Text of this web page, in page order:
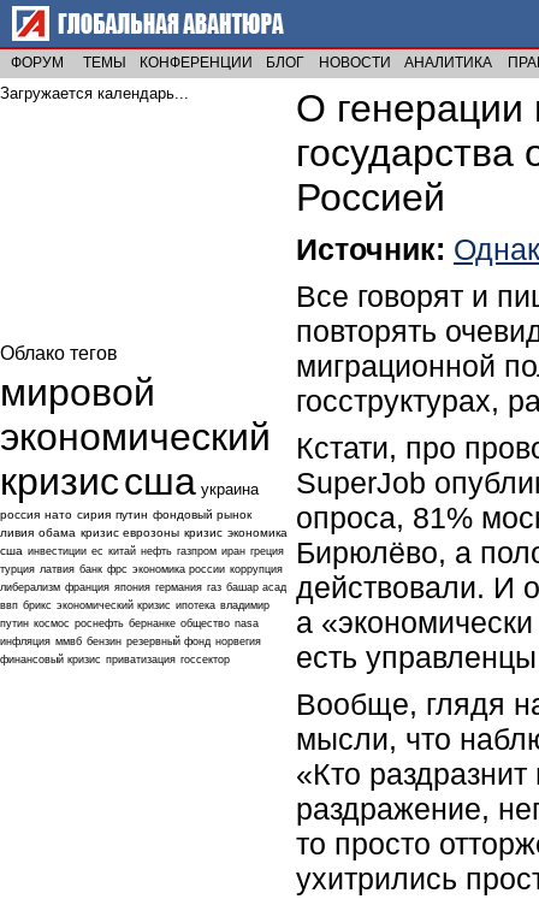
ФОРУМ ТЕМЫ КОНФЕРЕНЦИИ БЛОГ НОВОСТИ АНАЛИТИКА
О генерации
Россией
Источник:
Все говорят и
повторять
миграционной
госструктурах,
Кстати, про
SuperJob
опроса, 81%
Бирюлёво, а
действовали. И
а
есть
Вообще, глядя
мысли, что
«Кто
раздражение,
то просто
ухитрились
Загружается календарь...
Облако тегов
мировой
экономический
кризиссша украина
россия нато сирия путин фондовый рынок
ливия обама кризис еврозоны кризис экономика
сша инвестиции ес китай нефть газпром иран греция
турция латвия банк фрс экономика россии коррупция
либерализм франция япония германия газ башар асад
ввп брикс экономический кризис ипотека владимир
путин космос роснефть бернанке общество nasa
инфляция ммвб бензин резервный фонд норвегия
финансовый кризис приватизация госсектор